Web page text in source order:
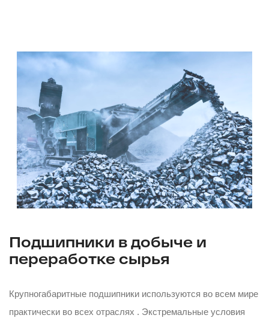
Подшипники в добыче и
переработке сырья
Крупногабаритные подшипники используются во всем мире
практически во всех отраслях . Экстремальные условия